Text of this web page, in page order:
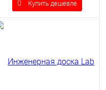
Купить дешевле